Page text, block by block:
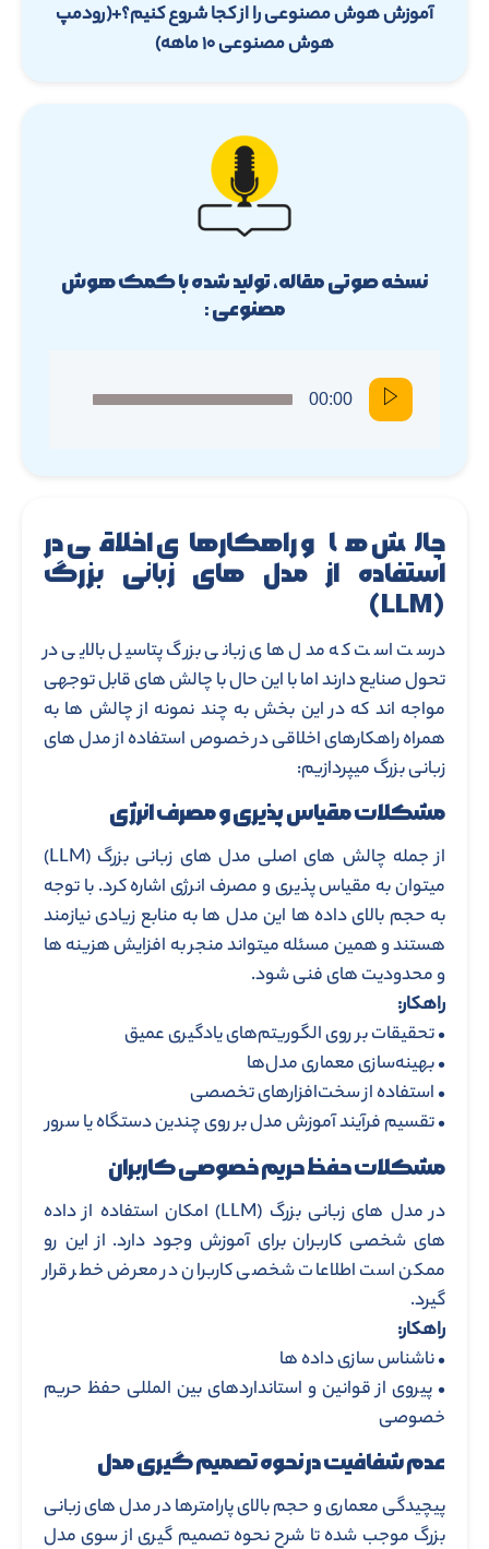
آموزش هوش مصنوعی را از کجا شروع کنیم؟+(رودمپ
هوش مصنوعی ۱۰ ماهه)
نسخه صوتی مقاله، تولید شده با کمک هوش
مصنوعی :
00:00
چالش ها و راهکارهای اخلاقی در
استفاده از مدل های زبانی بزرگ
(LLM)
درست است که مدل های زبانی بزرگ پتاسیل بالایی در
تحول صنایع دارند اما با این حال با چالش های قابل توجهی
مواجه اند که در این بخش به چند نمونه از چالش ها به
همراه راهکارهای اخلاقی در خصوص استفاده از مدل های
زبانی بزرگ میپردازیم:
مشکلات مقیاس پذیری و مصرف انرژی
از جمله چالش های اصلی مدل های زبانی بزرگ (LLM)
میتوان به مقیاس پذیری و مصرف انرژی اشاره کرد. با توجه
به حجم بالای داده ها این مدل ها به منابع زیادی نیازمند
هستند و همین مسئله میتواند منجر به افزایش هزینه ها
و محدودیت های فنی شود.
راهکار:
• تحقیقات بر روی الگوریتم‌های یادگیری عمیق
• بهینه‌سازی معماری مدل‌ها
• استفاده از سخت‌افزارهای تخصصی
• تقسیم فرآیند آموزش مدل بر روی چندین دستگاه یا سرور
مشکلات حفظ حریم خصوصی کاربران
در مدل های زبانی بزرگ (LLM) امکان استفاده از داده
های شخصی کاربران برای آموزش وجود دارد. از این رو
ممکن است اطلاعات شخصی کاربران در معرض خطر قرار
گیرد.
راهکار:
• ناشناس سازی داده ها
• پیروی از قوانین و استانداردهای بین المللی حفظ حریم
خصوصی
عدم شفافیت در نحوه تصمیم گیری مدل
پیچیدگی معماری و حجم بالای پارامترها در مدل های زبانی
بزرگ موجب شده تا شرح نحوه تصمیم گیری از سوی مدل